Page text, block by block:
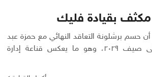
مكثف بقيادة فليك
حسم برشلونة التعاقد النهائي مع حمزة عبد
الكريم بعقد يمتد حتى صيف ٢٠٢٩، وهو ما يعكس قناعة إدارة